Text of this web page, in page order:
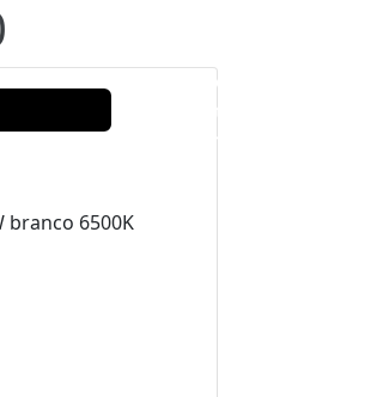
Produtos ▼
Notícias
Contato
branco 6500K